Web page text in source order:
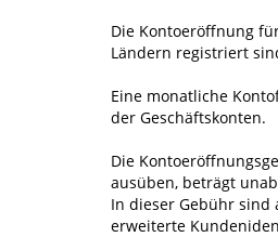
Die Kontoeröffnung
Ländern registriert
Eine monatliche
der Geschäftskonten.
Die
ausüben, beträgt
In dieser Gebühr sind
erweiterte